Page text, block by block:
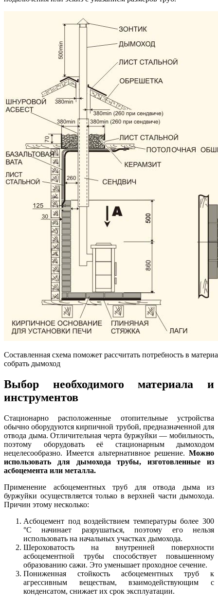
Составленная схема поможет рассчитать потребность в
собрать дымоход
Выбор необходимого материала и
инструментов
Стационарно расположенные отопительные устройства
обычно оборудуются кирпичной трубой, предназначенной для
отвода дыма. Отличительная черта буржуйки — мобильность,
поэтому оборудовать её стационарным дымоходом
нецелесообразно. Имеется альтернативное решение. Можно
использовать для дымохода трубы, изготовленные из
асбоцемента или металла.
Применение асбоцементных труб для отвода дыма из
буржуйки осуществляется только в верхней части дымохода.
Причин этому несколько:
Асбоцемент под воздействием температуры более 300
°C начинает разрушаться, поэтому его нельзя
использовать на начальных участках дымохода.
Шероховатость на внутренней поверхности
асбоцементной трубы способствует повышенному
образованию сажи. Это уменьшает проходное сечение.
Пониженная стойкость асбоцементных труб к
агрессивным веществам, взаимодействующим с
конденсатом, снижает их срок эксплуатации.